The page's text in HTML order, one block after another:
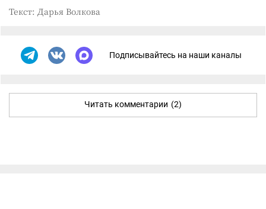
Текст: Дарья Волкова
Подписывайтесь на наши каналы
Читать комментарии (2)